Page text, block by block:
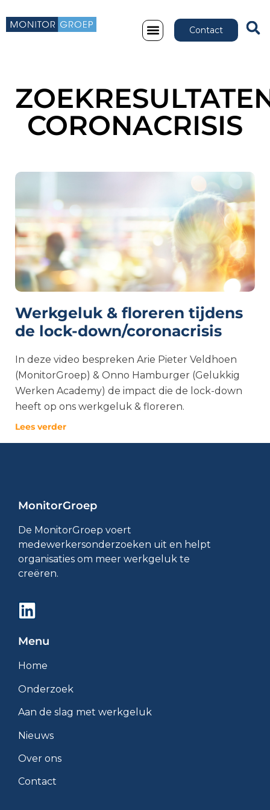
Contact
CORONACRISIS
Werkgeluk & floreren tijdens
de lock-down/coronacrisis
In deze video bespreken Arie Pieter Veldhoen
(MonitorGroep) & Onno Hamburger (Gelukkig
Werken Academy) de impact die de lock-down
heeft op ons werkgeluk & floreren.
Lees verder
MonitorGroep
De MonitorGroep voert
medewerkersonderzoeken uit en helpt
organisaties om meer werkgeluk te
creëren.
Menu
Home
Onderzoek
Aan de slag met werkgeluk
Nieuws
Over ons
Contact